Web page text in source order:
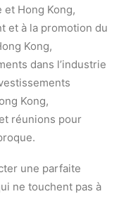
et Hong Kong,
et à la promotion du
Kong,
dans l’industrie
Kong,
réunions pour
une parfaite
ne touchent pas à